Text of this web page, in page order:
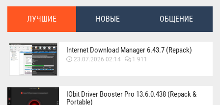
ЛУЧШИЕ НОВЫЕ ОБЩЕНИЕ
Internet Download Manager 6.43.7 (Repack)
23.07.2026 02:14 1 911
IObit Driver Booster Pro 13.6.0.438 (Repack &
Portable)